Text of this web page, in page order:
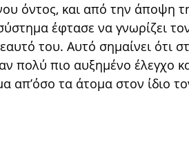
όντος, και από την άποψη
έφτασε να γνωρίζει
εαυτό του. Αυτό σημαίνει ότι
πολύ πιο αυξημένο έλεγχο
απʼόσο τα άτομα στον ίδιο